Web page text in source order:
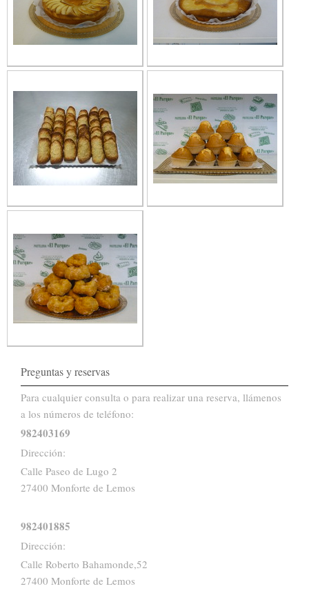
Preguntas y reservas
Para cualquier consulta o para realizar una reserva, llámenos
a los números de teléfono:
982403169
Dirección:
Calle Paseo de Lugo 2
27400 Monforte de Lemos
982401885
Dirección:
Calle Roberto Bahamonde,52
27400 Monforte de Lemos